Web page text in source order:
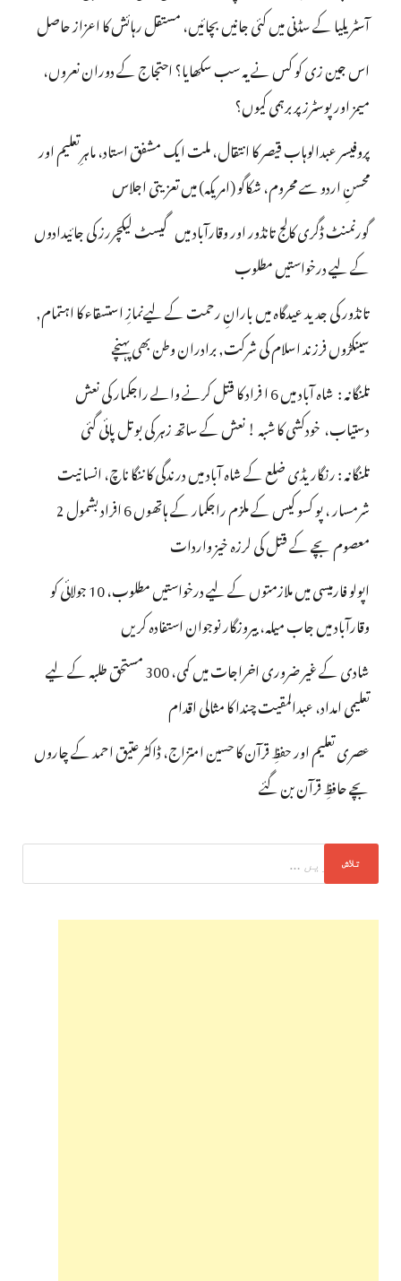
آسٹریلیا کے سڈنی میں کئی جانیں بچائیں، مستقل رہائش کا اعزاز حاصل
اس جین زی کو کس نے یہ سب سکھایا؟ احتجاج کے دوران نعروں،
میمز اور پوسٹرز پر برہمی کیوں؟
پروفیسر عبدالوہاب قیصر کا انتقال، ملت ایک مشفق استاد، ماہرِتعلیم اور
محسنِ اردو سے محروم، شکاگو (امریکہ) میں تعزیتی اجلاس
گورنمنٹ ڈگری کالج تانڈور اور وقارآباد میں گیسٹ لیکچررز کی جائیدادوں
کے لیے درخواستیں مطلوب
تانڈور کی جدید عیدگاہ میں بارانِ رحمت کے لیےنمازِ استسقاء کا اہتمام,
سینکڑوں فرزند اسلام کی شرکت, برادران وطن بھی پہنچے
تلنگانہ : شاہ آباد میں 6 ا فراد کا قتل کرنے والے راجکمار کی نعش
دستیاب، خودکشی کا شبہ ! نعش کے ساتھ زہر کی بوتل پائی گئی
تلنگانہ : رنگاریڈی ضلع کے شاہ آباد میں درندگی کا ننگا ناچ، انسانیت
شرمسار ، پو کسو کیس کے ملزم راجکمار کے ہاتھوں 6 افراد بشمول 2
معصوم بچے کے قتل کی لرزہ خیز واردات
اپولو فارمیسی میں ملازمتوں کے لیے درخواستیں مطلوب، 10 جولائی کو
وقارآباد میں جاب میلہ، بیروزگار نوجوان استفادہ کریں
شادی کے غیر ضروری اخراجات میں کمی، 300 مستحق طلبہ کے لیے
تعلیمی امداد، عبدالمقیت چندا کا مثالی اقدام
عصری تعلیم اور حفظِ قرآن کا حسین امتزاج، ڈاکٹر عتیق احمد کے چاروں
بچے حافظِ قرآن بن گئے